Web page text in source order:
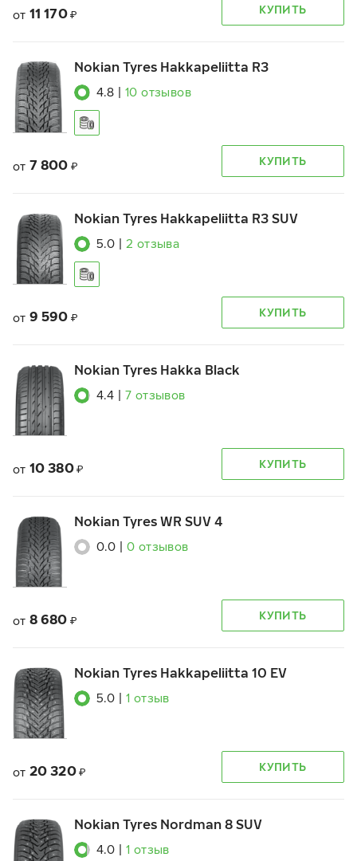
от 11 170 ₽ КУПИТЬ
Nokian Tyres Hakkapeliitta R3
4.8 10 отзывов
от 7 800 ₽ КУПИТЬ
Nokian Tyres Hakkapeliitta R3 SUV
5.0 2 отзыва
от 9 590 ₽ КУПИТЬ
Nokian Tyres Hakka Black
4.4 7 отзывов
от 10 380 ₽ КУПИТЬ
Nokian Tyres WR SUV 4
0.0 0 отзывов
от 8 680 ₽ КУПИТЬ
Nokian Tyres Hakkapeliitta 10 EV
5.0 1 отзыв
от 20 320 ₽ КУПИТЬ
Nokian Tyres Nordman 8 SUV
4.0 1 отзыв